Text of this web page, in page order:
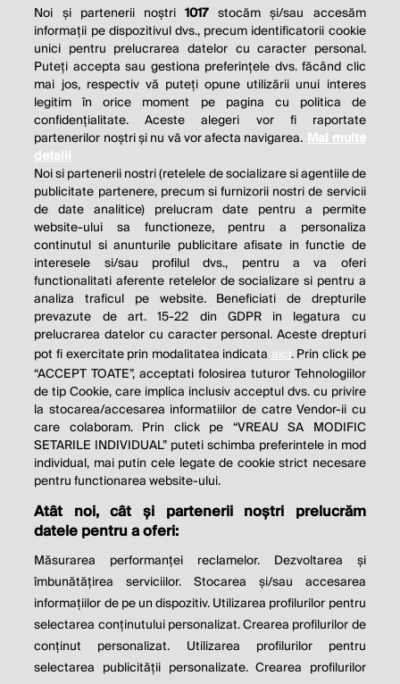
THE SOCIAL RESPONSIBILITY OF
BUSINESS IS TO INCREASE ITS
PROFITS.
Milton Friedman
© 2026 Profit.ro. Toate drepturile rezervate.
Dezvoltat de1616.ro
Contact Publicitate
Politica de cookie Politica de
confidențialitate
Setări cookies
este parte a
Noi și partenerii noștri1017 stocăm și/sau accesăm
informații pe dispozitivul dvs., precum identificatorii cookie
unici pentru prelucrarea datelor cu caracter personal.
Puteți accepta sau gestiona preferințele dvs. făcând clic
mai jos, respectiv vă puteți opune utilizării unui interes
legitim în orice moment pe pagina cu politica de
confidențialitate. Aceste alegeri vor fi raportate
partenerilor noștri și nu vă vor afecta navigarea. Mai multe
detalii
Noi si partenerii nostri (retelele de socializare si agentiile de
publicitate partenere, precum si furnizorii nostri de servicii
de date analitice) prelucram date pentru a permite
website-ului sa functioneze, pentru a personaliza
continutul si anunturile publicitare afisate in functie de
interesele si/sau profilul dvs., pentru a va oferi
functionalitati aferente retelelor de socializare si pentru a
analiza traficul pe website. Beneficiati de drepturile
prevazute de art. 15-22 din GDPR in legatura cu
prelucrarea datelor cu caracter personal. Aceste drepturi
pot fi exercitate prin modalitatea indicata aici. Prin click pe
“ACCEPT TOATE”, acceptati folosirea tuturor Tehnologiilor
de tip Cookie, care implica inclusiv acceptul dvs. cu privire
la stocarea/accesarea informatiilor de catre Vendor-ii cu
care colaboram. Prin click pe “VREAU SA MODIFIC
SETARILE INDIVIDUAL” puteti schimba preferintele in mod
individual, mai putin cele legate de cookie strict necesare
pentru functionarea website-ului.
Atât noi, cât și partenerii noștri prelucrăm
datele pentru a oferi:
Măsurarea performanței reclamelor. Dezvoltarea și
îmbunătățirea serviciilor. Stocarea și/sau accesarea
informațiilor de pe un dispozitiv. Utilizarea profilurilor pentru
selectarea conținutului personalizat. Crearea profilurilor de
conținut personalizat. Utilizarea profilurilor pentru
selectarea publicității personalizate. Crearea profilurilor